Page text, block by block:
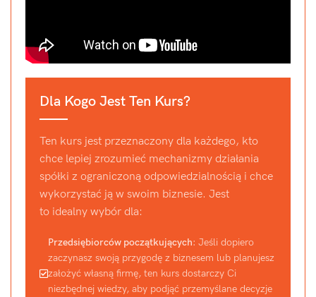
Dla Kogo Jest Ten Kurs?
Ten kurs jest przeznaczony dla każdego, kto
chce lepiej zrozumieć mechanizmy działania
spółki z ograniczoną odpowiedzialnością i chce
wykorzystać ją w swoim biznesie. Jest
to idealny wybór dla:
Przedsiębiorców początkujących: Jeśli dopiero
zaczynasz swoją przygodę z biznesem lub planujesz
założyć własną firmę, ten kurs dostarczy Ci
niezbędnej wiedzy, aby podjąć przemyślane decyzje